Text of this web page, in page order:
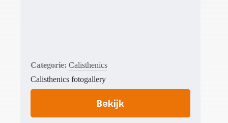
Calisthenics
Calisthenics fotogallery
Bekijk